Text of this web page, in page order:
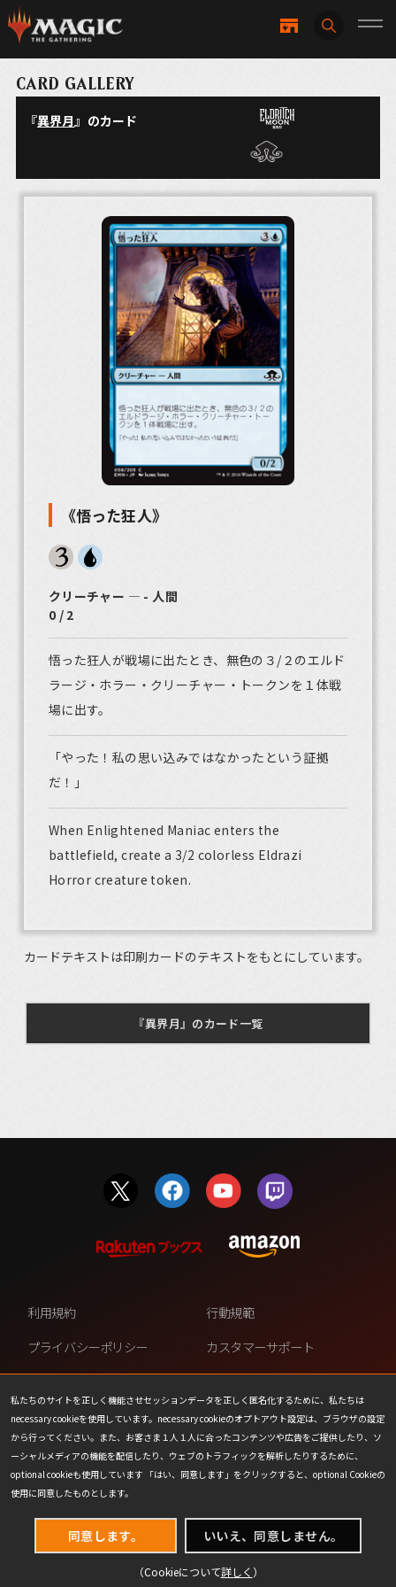
CARD GALLERY
『異界月』のカード
《悟った狂人》
クリーチャー ― - 人間
0 / 2
悟った狂人が戦場に出たとき、無色の３/２のエルド
ラージ・ホラー・クリーチャー・トークンを１体戦
場に出す。
「やった！私の思い込みではなかったという証拠
だ！」
When Enlightened Maniac enters the
battlefield, create a 3/2 colorless Eldrazi
Horror creature token.
カードテキストは印刷カードのテキストをもとにしています。
『異界月』のカード一覧
私たちのサイトを正しく機能させセッションデータを正しく匿名化するために、私たちは
necessary cookieを使用しています。necessary cookieのオプトアウト設定は、ブラウザの設定
から行ってください。また、お客さま１人１人に合ったコンテンツや広告をご提供したり、ソ
ーシャルメディアの機能を配信したり、ウェブのトラフィックを解析したりするために、
optional cookieも使用しています 「はい、同意します」をクリックすると、optional Cookieの
使用に同意したものとします。
同意します。 いいえ、同意しません。
（Cookieについて詳しく ）
利用規約
行動規範
プライバシーポリシー
カスタマーサポート
ファンコンテンツ・ポリシー
個人情報の販売や共有を許可し
ない
COOKIE
プレスリリース
会社情報
お問い合わせ